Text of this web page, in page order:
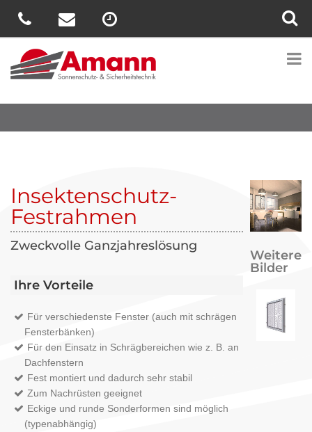
Insektenschutz-
Festrahmen
Zweckvolle Ganzjahreslösung
Ihre Vorteile
Für verschiedenste Fenster (auch mit schrägen
Fensterbänken)
Für den Einsatz in Schrägbereichen wie z. B. an
Dachfenstern
Fest montiert und dadurch sehr stabil
Zum Nachrüsten geeignet
Eckige und runde Sonderformen sind möglich
(typenabhängig)
Weitere
Bilder